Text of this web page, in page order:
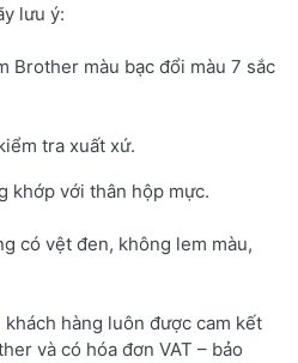
lưu ý:
Brother màu bạc đổi màu 7 sắc
tra xuất xứ.
khớp với thân hộp mực.
có vệt đen, không lem màu,
khách hàng luôn được cam kết
và có hóa đơn VAT – bảo